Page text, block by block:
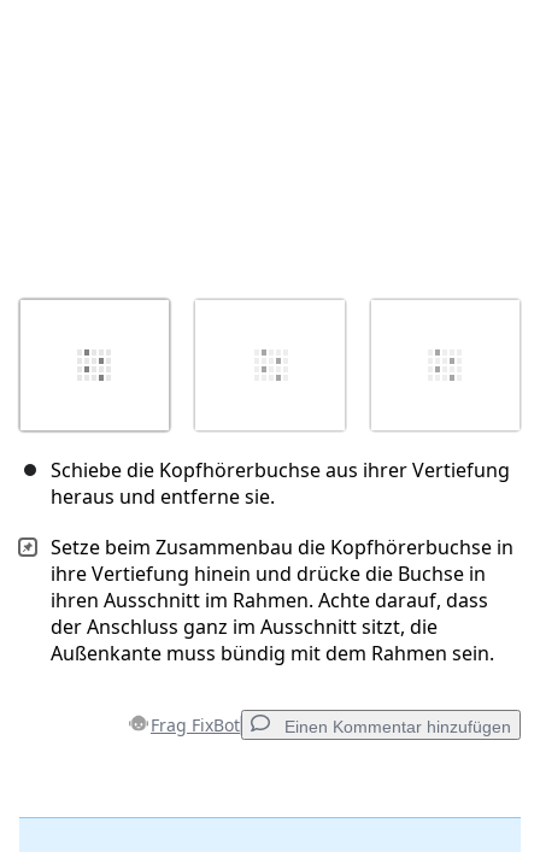
Schiebe die Kopfhörerbuchse aus ihrer Vertiefung
heraus und entferne sie.
Setze beim Zusammenbau die Kopfhörerbuchse in
ihre Vertiefung hinein und drücke die Buchse in
ihren Ausschnitt im Rahmen. Achte darauf, dass
der Anschluss ganz im Ausschnitt sitzt, die
Außenkante muss bündig mit dem Rahmen sein.
Frag FixBot Einen Kommentar hinzufügen